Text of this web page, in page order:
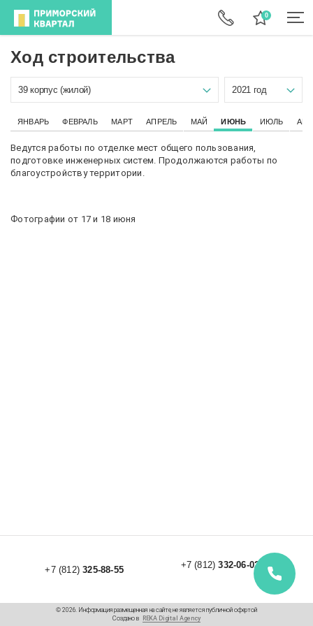
Ход строительства
39 корпус (жилой) 2021 год
ЯНВАРЬ ФЕВРАЛЬ МАРТ АПРЕЛЬ МАЙ ИЮНЬ ИЮЛЬ
Ведутся работы по отделке мест общего пользования,
подготовке инженерных систем. Продолжаются работы по
благоустройству территории.
Фотографии от 17 и 18 июня
+7 (812)325-88-55 +7 (812)332-06-02
© 2026. Информация размещенная на сайте, не является публичной офертой
Создано в
REKA Digital Agency